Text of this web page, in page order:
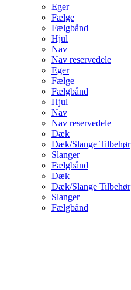
Eger
Fælge
Fælgbånd
Hjul
Nav
Nav reservedele
Eger
Fælge
Fælgbånd
Hjul
Nav
Nav reservedele
Dæk
Dæk/Slange Tilbehør
Slanger
Fælgbånd
Dæk
Dæk/Slange Tilbehør
Slanger
Fælgbånd